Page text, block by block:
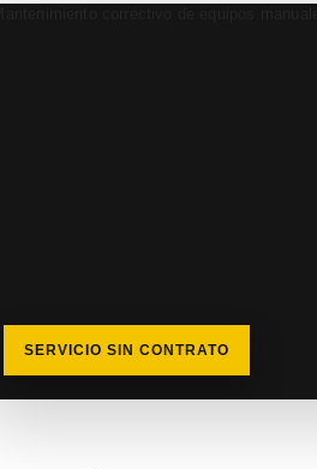
SERVICIO SIN CONTRATO